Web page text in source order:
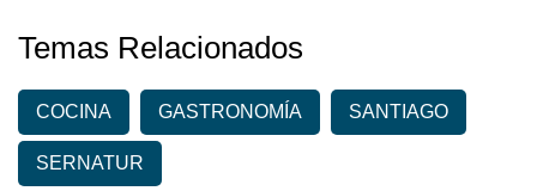
Temas Relacionados
COCINA GASTRONOMÍA SANTIAGO
SERNATUR